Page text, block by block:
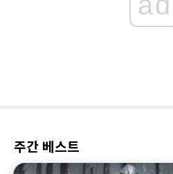
주간 베스트